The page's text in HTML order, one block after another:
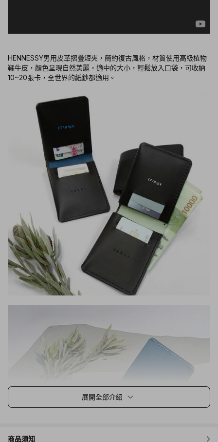
展開全部介紹
HENNESSY男用皮革摺疊短夾，簡約復古風格，材質使用高級植物
鞣牛皮，顏色呈現自然美麗，適中的大小，輕鬆放入口袋，可收納
10~20張卡，全世界的紙鈔都適用。
商品須知